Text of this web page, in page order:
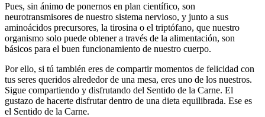
Pues, sin ánimo de ponernos en plan científico, son
neurotransmisores de nuestro sistema nervioso, y junto a sus
aminoácidos precursores, la tirosina o el triptófano, que nuestro
organismo solo puede obtener a través de la alimentación, son
básicos para el buen funcionamiento de nuestro cuerpo.
Por ello, si tú también eres de compartir momentos de felicidad con
tus seres queridos alrededor de una mesa, eres uno de los nuestros.
Sigue compartiendo y disfrutando del Sentido de la Carne. El
gustazo de hacerte disfrutar dentro de una dieta equilibrada. Ese es
el Sentido de la Carne.